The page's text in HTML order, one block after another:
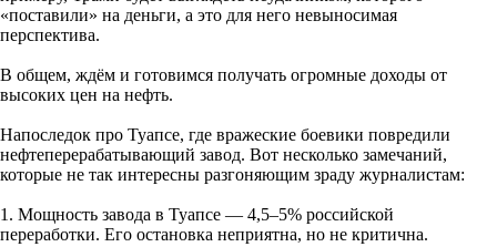
«поставили» на деньги, а это для него невыносимая
перспектива.
В общем, ждём и готовимся получать огромные доходы от
высоких цен на нефть.
Напоследок про Туапсе, где вражеские боевики повредили
нефтеперерабатывающий завод. Вот несколько замечаний,
которые не так интересны разгоняющим зраду журналистам:
1. Мощность завода в Туапсе — 4,5–5% российской
переработки. Его остановка неприятна, но не критична.